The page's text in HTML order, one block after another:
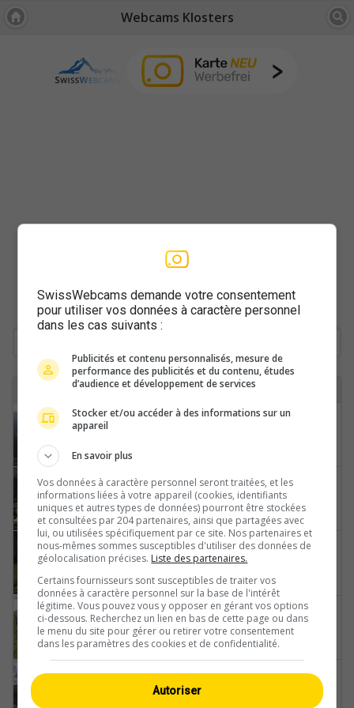
Webcams Klosters
8 webcams avec le tag klosters trouvées
Klosters
Klosters Dorf › Westen: Arena Klosters
Klosters Dorf: Klosters - Garfiun
Klosters Dorf: Schlappin
Klosters › Südosten
SwissWebcams demande votre consentement
pour utiliser vos données à caractère personnel
dans les cas suivants :
Publicités et contenu personnalisés, mesure de
performance des publicités et du contenu, études
d’audience et développement de services
Stocker et/ou accéder à des informations sur un
appareil
En savoir plus
Vos données à caractère personnel seront traitées, et les
informations liées à votre appareil (cookies, identifiants
uniques et autres types de données) pourront être stockées
et consultées par 204 partenaires, ainsi que partagées avec
lui, ou utilisées spécifiquement par ce site. Nos partenaires et
nous-mêmes sommes susceptibles d'utiliser des données de
géolocalisation précises. Liste des partenaires.
Certains fournisseurs sont susceptibles de traiter vos
données à caractère personnel sur la base de l'intérêt
légitime. Vous pouvez vous y opposer en gérant vos options
ci-dessous. Recherchez un lien en bas de cette page ou dans
le menu du site pour gérer ou retirer votre consentement
dans les paramètres des cookies et de confidentialité.
Autoriser